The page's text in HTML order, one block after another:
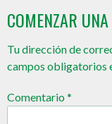
COMENZAR
Tu dirección de
campos obligatorios
Comentario*